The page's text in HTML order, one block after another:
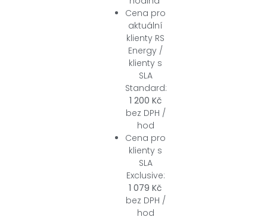
Cena pro
aktuální
klienty RS
Energy /
klienty s
SLA
Standard:
1 200 Kč
bez DPH /
hod
Cena pro
klienty s
SLA
Exclusive:
1 079 Kč
bez DPH /
hod